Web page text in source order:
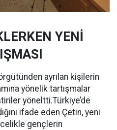
YENİ
ayrılan kişilerin
yönelik tartışmalar
yöneltti.Türkiye’de
ifade eden Çetin, yeni
gençlerin